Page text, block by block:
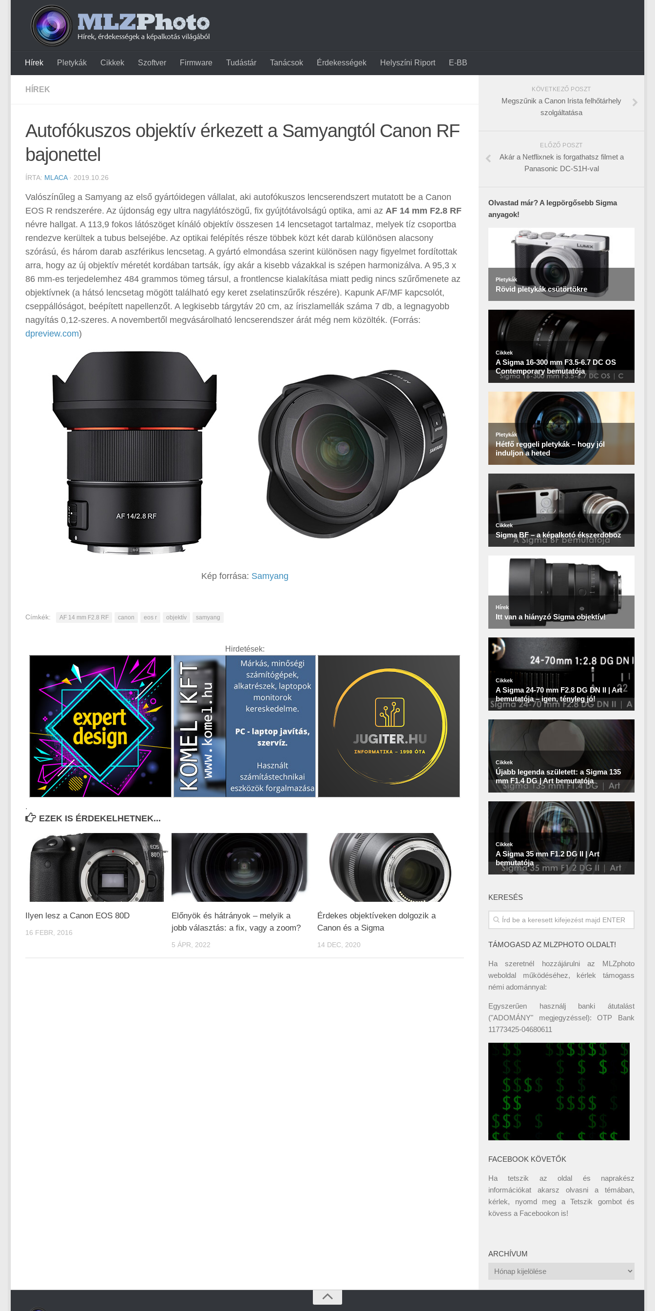
Hírek Pletykák Cikkek Szoftver Firmware Tudástár Tanácsok Érdekességek Helyszíni Riport E-BB
HÍREK
Autofókuszos objektív érkezett a Samyangtól Canon RF
bajonettel
ÍRTA: MLACA· 2019.10.26
Valószínűleg a Samyang az első gyártóidegen vállalat, aki autofókuszos lencserendszert mutatott be a Canon
EOS R rendszerére. Az újdonság egy ultra nagylátószögű, fix gyújtótávolságú optika, ami az AF 14 mm F2.8 RF
névre hallgat. A 113,9 fokos látószöget kínáló objektív összesen 14 lencsetagot tartalmaz, melyek tíz csoportba
rendezve kerültek a tubus belsejébe. Az optikai felépítés része többek közt két darab különösen alacsony
szórású, és három darab aszférikus lencsetag. A gyártó elmondása szerint különösen nagy figyelmet fordítottak
arra, hogy az új objektív méretét kordában tartsák, így akár a kisebb vázakkal is szépen harmonizálva. A 95,3 x
86 mm-es terjedelemhez 484 grammos tömeg társul, a frontlencse kialakítása miatt pedig nincs szűrőmenete az
objektívnek (a hátsó lencsetag mögött található egy keret zselatinszűrők részére). Kapunk AF/MF kapcsolót,
cseppállóságot, beépített napellenzőt. A legkisebb tárgytáv 20 cm, az íriszlamellák száma 7 db, a legnagyobb
nagyítás 0,12-szeres. A novembertől megvásárolható lencserendszer árát még nem közölték. (Forrás:
dpreview.com)
Kép forrása: Samyang
Címkék: AF 14 mm F2.8 RF canon eos r objektív samyang
Hirdetések:
.
EZEK IS ÉRDEKELHETNEK...
Ilyen lesz a Canon EOS 80D
16 FEBR, 2016
Előnyök és hátrányok – melyik a
jobb választás: a fix, vagy a zoom?
5 ÁPR, 2022
Érdekes objektíveken dolgozik a
Canon és a Sigma
14 DEC, 2020
KÖVETKEZŐ POSZT
Megszűnik a Canon Irista felhőtárhely
szolgáltatása
ELŐZŐ POSZT
Akár a Netflixnek is forgathatsz filmet a
Panasonic DC-S1H-val
Olvastad már? A legpörgősebb Sigma
anyagok!
KERESÉS
TÁMOGASD AZ MLZPHOTO OLDALT!
Ha szeretnél hozzájárulni az MLZphoto
weboldal működéséhez, kérlek támogass
némi adománnyal:
Egyszerűen használj banki átutalást
("ADOMÁNY" megjegyzéssel): OTP Bank
11773425-04680611
FACEBOOK KÖVETŐK
Ha tetszik az oldal és naprakész
információkat akarsz olvasni a témában,
kérlek, nyomd meg a Tetszik gombot és
kövess a Facebookon is!
ARCHÍVUM
Archívum